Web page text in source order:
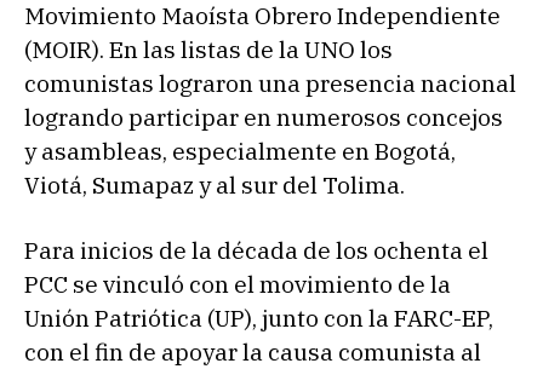
Movimiento Maoísta Obrero Independiente
(MOIR). En las listas de la UNO los
comunistas lograron una presencia nacional
logrando participar en numerosos concejos
y asambleas, especialmente en Bogotá,
Viotá, Sumapaz y al sur del Tolima.
Para inicios de la década de los ochenta el
PCC se vinculó con el movimiento de la
Unión Patriótica (UP), junto con la FARC-EP,
con el fin de apoyar la causa comunista al